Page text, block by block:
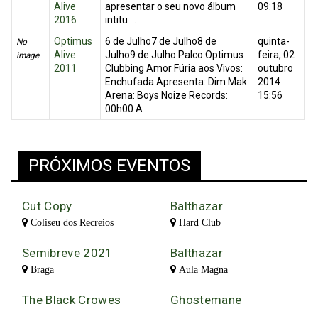
Alive
2016
apresentar o seu novo álbum
intitu ...
09:18
No
image
Optimus
Alive
2011
6 de Julho7 de Julho8 de
Julho9 de Julho Palco Optimus
Clubbing Amor Fúria aos Vivos:
Enchufada Apresenta: Dim Mak
Arena: Boys Noize Records:
00h00 A ...
quinta-
feira, 02
outubro
2014
15:56
PRÓXIMOS EVENTOS
Cut Copy
Coliseu dos Recreios
Balthazar
Hard Club
Semibreve 2021
Braga
Balthazar
Aula Magna
The Black Crowes Ghostemane